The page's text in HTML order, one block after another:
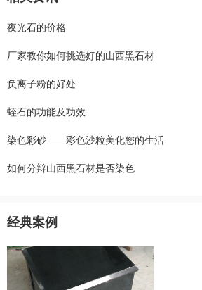
夜光石的价格
厂家教你如何挑选好的山西黑石材
负离子粉的好处
蛭石的功能及功效
染色彩砂——彩色沙粒美化您的生活
如何分辩山西黑石材是否染色
经典案例